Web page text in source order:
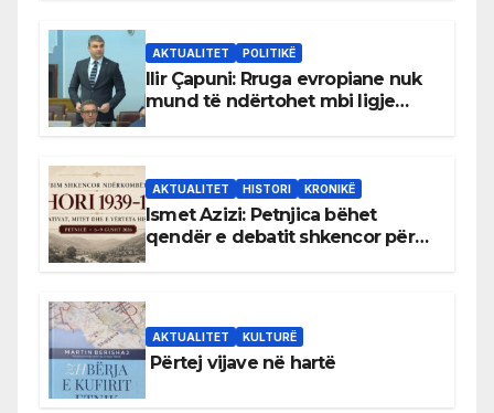
AKTUALITET POLITIKË
Ilir Çapuni: Rruga evropiane nuk
mund të ndërtohet mbi ligje
AKTUALITET HISTORI KRONIKË
Ismet Azizi: Petnjica bëhet
qendër e debatit shkencor për
AKTUALITET KULTURË
Përtej vijave në hartë